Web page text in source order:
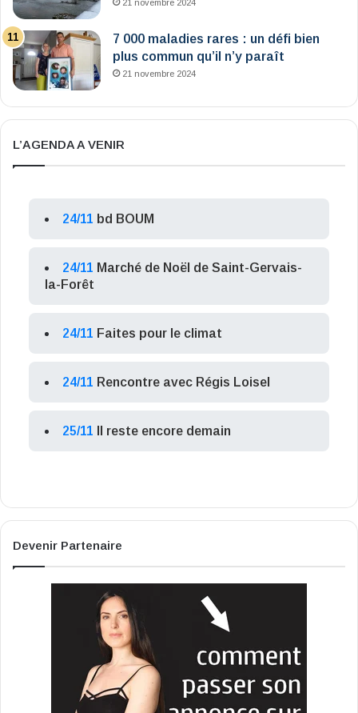
21 novembre 2024
7 000 maladies rares : un défi bien
plus commun qu’il n’y paraît
21 novembre 2024
L’AGENDA A VENIR
24/11 bd BOUM
24/11 Marché de Noël de Saint-Gervais-
la-Forêt
24/11 Faites pour le climat
24/11 Rencontre avec Régis Loisel
25/11 Il reste encore demain
Devenir Partenaire